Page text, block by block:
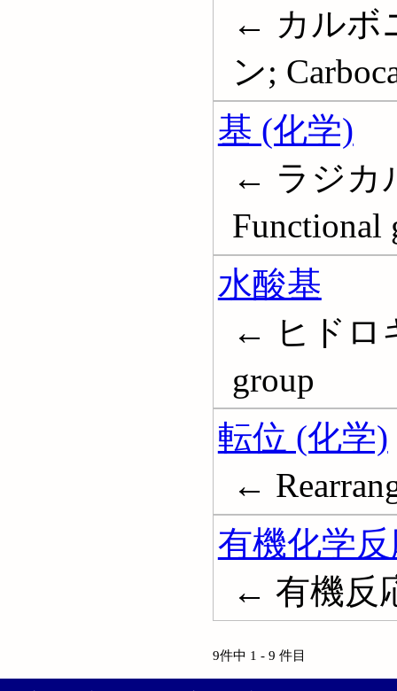
← カルボ
ン;
基 (化学)
← ラジカ
Functional
水酸基
← ヒドロ
group
転位 (化学)
←
有機化学
← 有機反
9件中 1 - 9 件目